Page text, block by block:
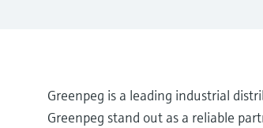
Greenpeg is a leading industrial
Greenpeg stand out as a reliable